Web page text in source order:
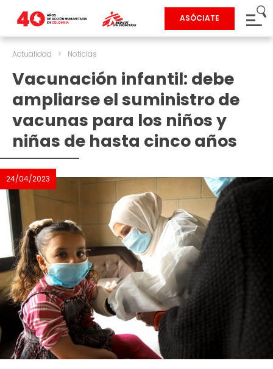
ASÓCIATE
Actualidad > Noticias
Vacunación infantil: debe
ampliarse el suministro de
vacunas para los niños y
niñas de hasta cinco años
24/04/2023